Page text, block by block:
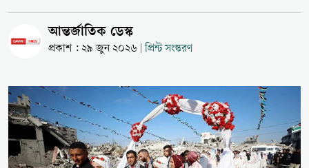
আন্তর্জাতিক ডেস্ক
প্রকাশ : ২৯ জুন ২০২৬ প্রিন্ট সংস্করণ